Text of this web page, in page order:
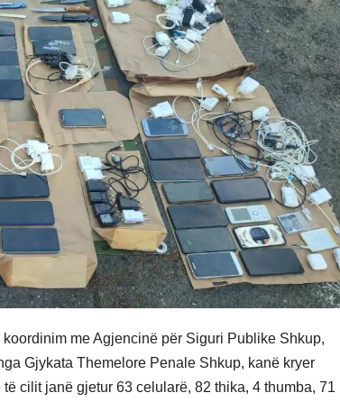
me Agjencinë për Siguri Publike Shkup,
Gjykata Themelore Penale Shkup, kanë kryer
cilit janë gjetur 63 celularë, 82 thika, 4 thumba, 71